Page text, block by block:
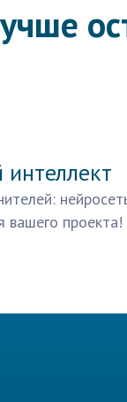
интеллект
вашего проекта!